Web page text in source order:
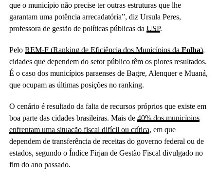
que o município não precise ter outras estruturas que lhe
garantam uma potência arrecadatória”, diz Ursula Peres,
professora de gestão de políticas públicas da USP.
Pelo REM-F (Ranking de Eficiência dos Municípios da Folha),
cidades que dependem do setor público têm os piores resultados.
É o caso dos municípios paraenses de Bagre, Alenquer e Muaná,
que ocupam as últimas posições no ranking.
O cenário é resultado da falta de recursos próprios que existe em
boa parte das cidades brasileiras. Mais de 40% dos municípios
enfrentam uma situação fiscal difícil ou crítica, em que
dependem de transferência de receitas do governo federal ou de
estados, segundo o Índice Firjan de Gestão Fiscal divulgado no
fim do ano passado.